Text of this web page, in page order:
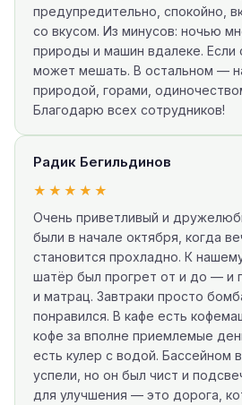
предупредительно, спокойно,
со вкусом. Из минусов: ночью
природы и машин вдалеке. Если
может мешать. В остальном —
природой, горами,
Благодарю всех сотрудников!
Радик Бегильдинов
★★★★★
Очень приветливый и
были в начале октября, когда
становится прохладно. К
шатёр был прогрет от и до — и
и матрац. Завтраки просто
понравился. В кафе есть
кофе за вполне приемлемые
есть кулер с водой. Бассейном
успели, но он был чист и
для улучшения — это дорога,